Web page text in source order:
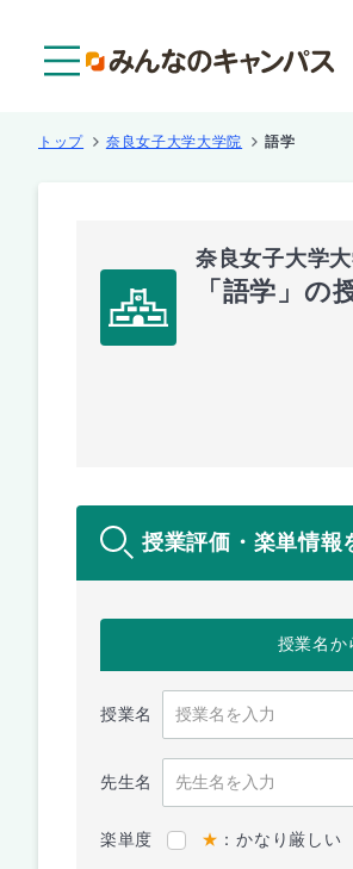
トップ 奈良女子大学大学院 語学
奈良女子大学
「語学」の
授業評価・楽単情報
授業名か
授業名
先生名
楽単度 ★ ：かなり厳しい